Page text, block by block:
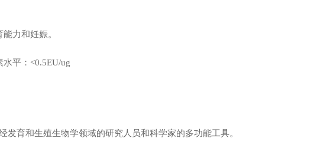
力和妊娠。
平： <0.5EU/ug
育和生殖生物学领域的研究人员和科学家的多功能工具。